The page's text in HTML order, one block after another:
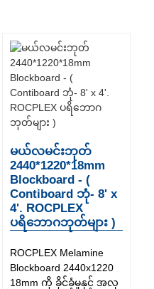
မယ်လမင်းဘုတ်
2440*1220*18mm
Blockboard - (
Contiboard ဘုံ- 8' x
4'. ROCPLEX
ပရိဘောဂဘုတ်များ )
ROCPLEX Melamine
Blockboard 2440x1220
18mm ကို ခိုင်ခံ့မှုနှင့် အလှ